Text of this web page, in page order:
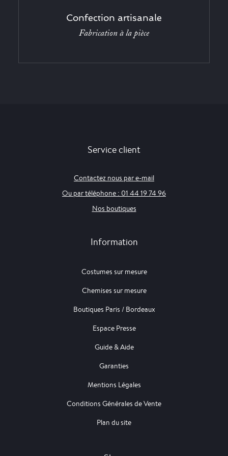
Confection artisanale
Fabrication à la pièce
Service client
Contactez nous par e-mail
Ou par téléphone : 01 44 19 74 96
Nos boutiques
Information
Costumes sur mesure
Chemises sur mesure
Boutiques Paris / Bordeaux
Espace Presse
Guide & Aide
Garanties
Mentions Légales
Conditions Générales de Vente
Plan du site